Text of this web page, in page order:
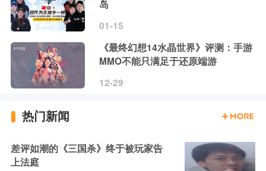
岛
01-15
《最终幻想14水晶世界》评测：手游
MMO不能只满足于还原端游
12-29
热门新闻
差评如潮的《三国杀》终于被玩家告
上法庭